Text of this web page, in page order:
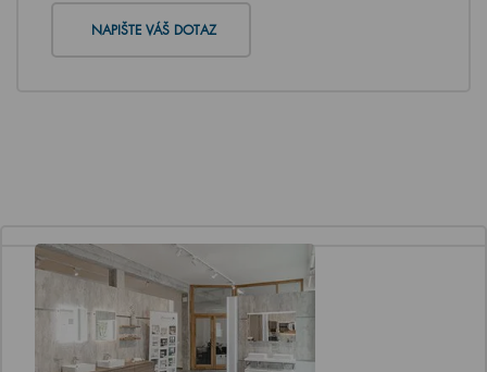
NAPIŠTE VÁŠ DOTAZ